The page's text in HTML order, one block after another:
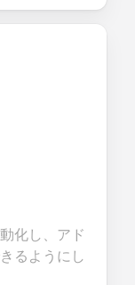
化し、アド
るようにし